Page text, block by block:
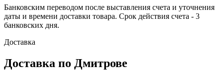
Банковским переводом после выставления счета и уточнения
даты и времени доставки товара. Срок действия счета - 3
банковских дня.
Доставка
Доставка по Дмитрове